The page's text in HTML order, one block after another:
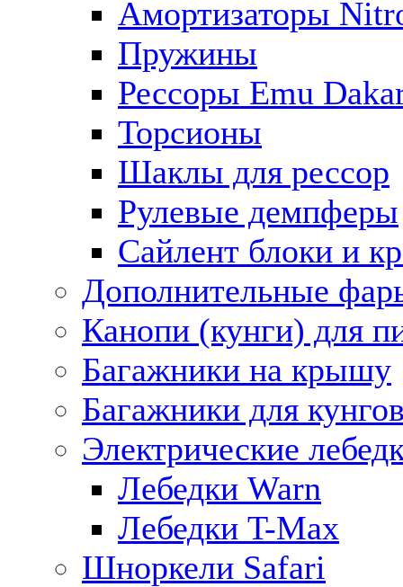
Амортизаторы
Пружины
Рессоры Emu
Торсионы
Шаклы для рессор
Рулевые демпферы
Сайлент блоки и
Дополнительные
Канопи (кунги) для
Багажники на крышу
Багажники для
Электрические
Лебедки Warn
Лебедки T-Max
Шноркели Safari